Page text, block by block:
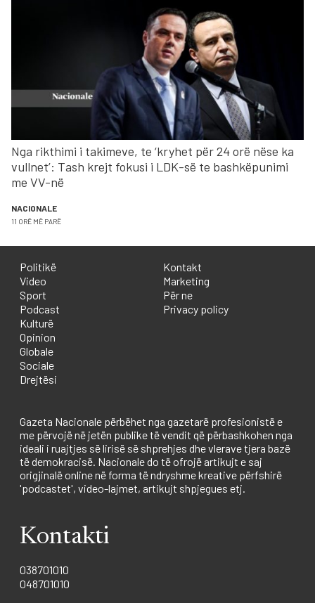
Nga rikthimi i takimeve, te ‘kryhet për 24 orë nëse ka
vullnet’: Tash krejt fokusi i LDK-së te bashkëpunimi
me VV-në
NACIONALE
11 ORË MË PARË
Politikë
Video
Sport
Podcast
Kulturë
Opinion
Globale
Sociale
Drejtësi
Kontakt
Marketing
Për ne
Privacy policy
Gazeta Nacionale përbëhet nga gazetarë profesionistë e
me përvojë në jetën publike të vendit që përbashkohen nga
ideali i ruajtjes së lirisë së shprehjes dhe vlerave tjera bazë
të demokracisë. Nacionale do të ofrojë artikujt e saj
origjinalë online në forma të ndryshme kreative përfshirë
'podcastet', video-lajmet, artikujt shpjegues etj.
Kontakti
038701010
048701010